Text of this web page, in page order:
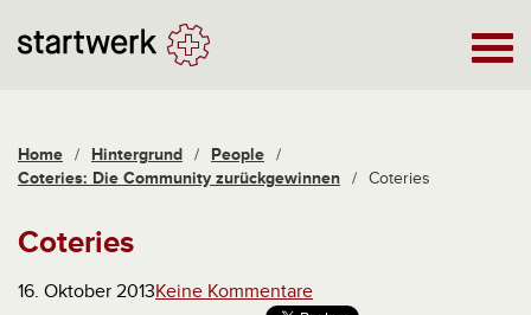
Home / Hintergrund / People /
Coteries: Die Community zurückgewinnen / Coteries
Coteries
16. Oktober 2013Keine Kommentare